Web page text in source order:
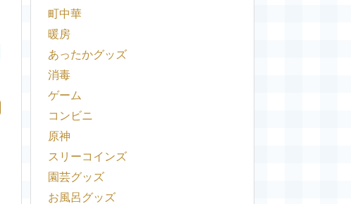
町中華
暖房
あったかグッズ
消毒
ゲーム
コンビニ
原神
スリーコインズ
園芸グッズ
お風呂グッズ